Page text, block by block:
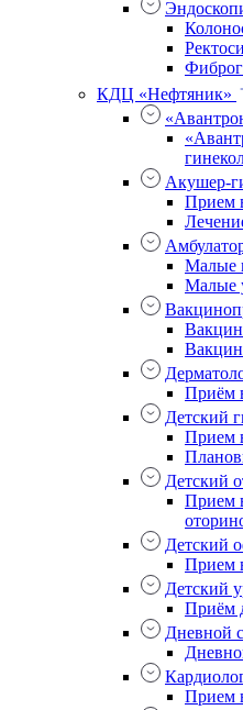
КДЦ «Нефтяник»
Акушер-
Прием
Малые
Малые
Приём
Детский
Прием
Детский
Прием
Детский
Прием
Детский
Приём
Дневной
Прием